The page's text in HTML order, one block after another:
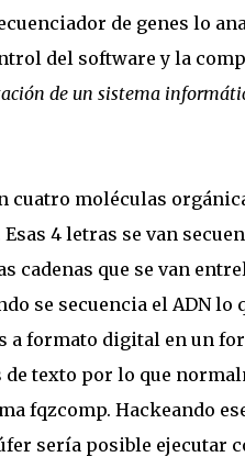
de genes lo
del software y la
de un sistema
cuatro moléculas
4 letras se van
cadenas que se van
se secuencia el ADN lo
a formato digital en un
texto por lo que
fqzcomp. Hackeando
sería posible ejecutar